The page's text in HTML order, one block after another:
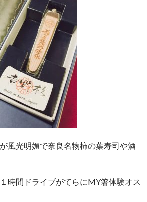
風光明媚で奈良名物柿の葉寿司や酒
時間ドライブがてらにMY箸体験オス